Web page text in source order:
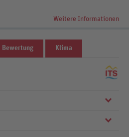
Weitere Informationen
Bewertung Klima